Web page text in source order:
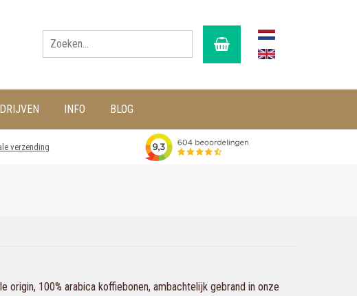
INFO BLOG
verzending
100% arabica koffiebonen, ambachtelijk gebrand in onze